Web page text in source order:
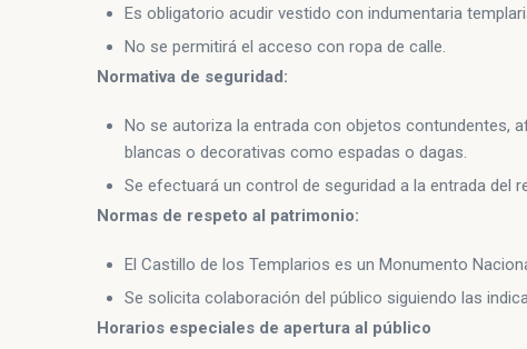
Es obligatorio acudir vestido con indumentaria
No se permitirá el acceso con ropa de calle.
Normativa de seguridad:
No se autoriza la entrada con objetos contundentes,
blancas o decorativas como espadas o dagas.
Se efectuará un control de seguridad a la entrada del
Normas de respeto al patrimonio:
El Castillo de los Templarios es un Monumento
Se solicita colaboración del público siguiendo las
Horarios especiales de apertura al público